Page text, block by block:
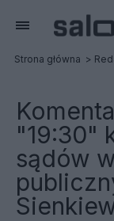
Strona główna
"19:30"
sądów